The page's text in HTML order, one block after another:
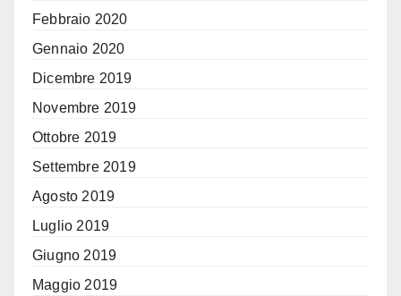
Febbraio 2020
Gennaio 2020
Dicembre 2019
Novembre 2019
Ottobre 2019
Settembre 2019
Agosto 2019
Luglio 2019
Giugno 2019
Maggio 2019